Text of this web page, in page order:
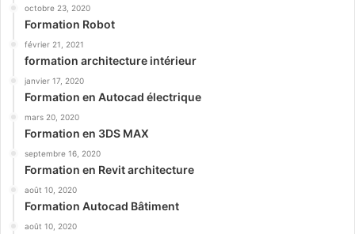
octobre 23, 2020
Formation Robot
février 21, 2021
formation architecture intérieur
janvier 17, 2020
Formation en Autocad électrique
mars 20, 2020
Formation en 3DS MAX
septembre 16, 2020
Formation en Revit architecture
août 10, 2020
Formation Autocad Bâtiment
août 10, 2020